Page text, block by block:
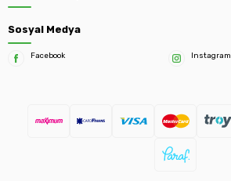
Sosyal Medya
Facebook Instagram